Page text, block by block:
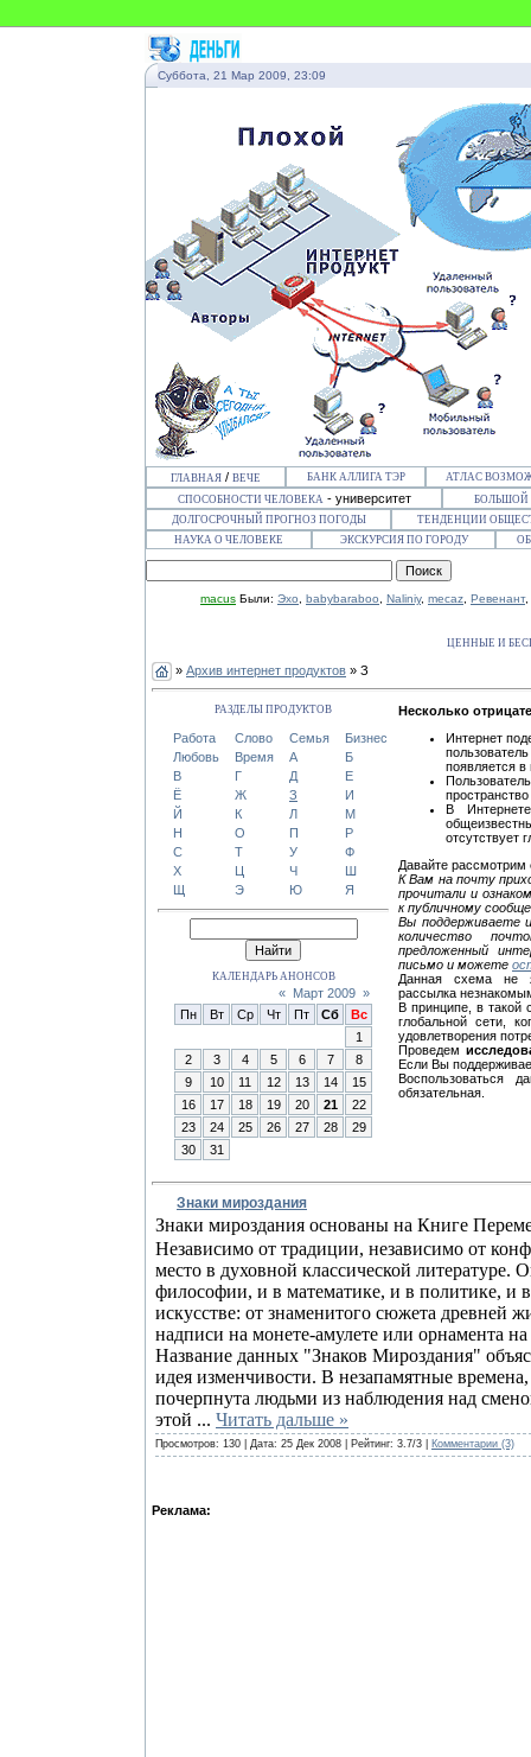
Суббота, 21 Мар 2009, 23:09
ГЛАВНАЯ / ВЕЧЕ БАНК АЛЛИГА ТЭР
АТЛАС
СПОСОБНОСТИ ЧЕЛОВЕКА - университет
БОЛЬШОЙ
ДОЛГОСРОЧНЫЙ ПРОГНОЗ ПОГОДЫ
ТЕНДЕНЦИИ
НАУКА О ЧЕЛОВЕКЕ
ЭКСКУРСИЯ ПО ГОРОДУ
macus Были: Эхо babybaraboo Naliniy, mecaz Ревенант,
ЦЕННЫЕ И
» Архив интернет продуктов » З
РАЗДЕЛЫ ПРОДУКТОВ
Работа Слово Семья
Бизнес
Любовь
Время А
Б
В
Г Д
Е
Ё
Ж З
И
Й
К Л
М
Н
О П
Р
С
Т У
Ф
Х
Ц Ч
Ш
Щ
Э Ю Я
Несколько
Интернет
появляется в
В
отсутствует
Давайте рассмотрим
К Вам на почту
прочитали и
к публичному
Вы поддерживаете
количество
предложенный
письмо и можете
Данная схема не
рассылка
В принципе, в такой
глобальной сети,
удовлетворения
Проведем
Если Вы
Воспользоваться
обязательная.
КАЛЕНДАРЬ АНОНСОВ
« Март 2009 »
Пн
Вт Ср Чт Пт Сб
Вс
1
2
3 4 5 6 7
8
9
10 11 12 13 14
15
16
17 18 19 20 21
22
23
24 25 26 27 28
29
30
31
Знаки мироздания
Знаки мироздания основаны на Книге
Независимо от традиции, независимо от
место в духовной классической литературе.
философии, и в математике, и в политике, и
искусстве: от знаменитого сюжета
надписи на монете-амулете или орнамента
Название данных "Знаков Мироздания"
идея изменчивости. В незапамятные
почерпнута людьми из наблюдения над
этой ... Читать дальше »
Просмотров: 130 | Дата: 25 Дек 2008 | Рейтинг: 3.7/3 | Комментарии (3)
Реклама: